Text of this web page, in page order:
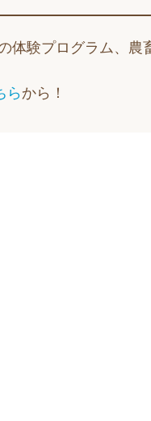
体験プログラム、農
らから！